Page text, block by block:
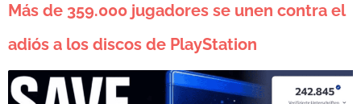
Más de 359.000 jugadores se unen contra el
adiós a los discos de PlayStation